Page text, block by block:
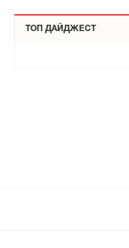
ТОП ДАЙДЖЕСТ